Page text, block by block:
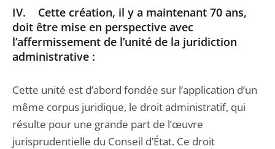
IV. Cette création, il y a maintenant 70 ans,
doit être mise en perspective avec
l’affermissement de l’unité de la juridiction
administrative :
Cette unité est d’abord fondée sur l’application d’un
même corpus juridique, le droit administratif, qui
résulte pour une grande part de l’œuvre
jurisprudentielle du Conseil d’État. Ce droit